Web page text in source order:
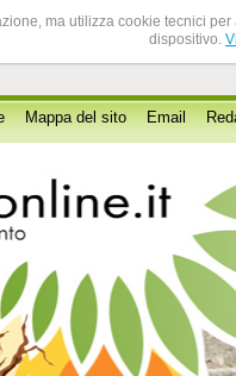
ma utilizza cookie tecnici
dispositivo.
Mappa del sito Email